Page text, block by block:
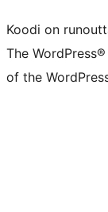
Koodi on
The
of the